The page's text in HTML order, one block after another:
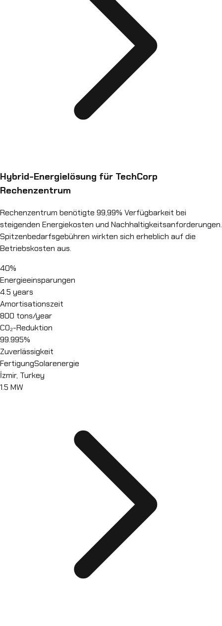
Hybrid-Energielösung für TechCorp
Rechenzentrum
Rechenzentrum benötigte 99,99% Verfügbarkeit bei
steigenden Energiekosten und Nachhaltigkeitsanforderungen.
Spitzenbedarfsgebühren wirkten sich erheblich auf die
Betriebskosten aus.
40%
Energieeinsparungen
4.5 years
Amortisationszeit
800 tons/year
CO₂-Reduktion
99.995%
Zuverlässigkeit
FertigungSolarenergie
İzmir, Turkey
1.5 MW